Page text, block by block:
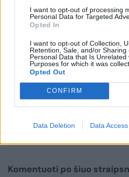
I want to opt-out of processing
Personal Data for Targeted
Opted In
I want to opt-out of Collection,
Retention, Sale, and/or Sharing
Personal Data that Is Unrelated
Purposes for which it was
Opted Out
CONFIRM
Data Deletion Data Access
Mindaugas Balčiūnas, LKF
sekretorius Dominykas
prezidentė Indrė Čelkienė
Rimantas Cibauskas.
Lietuvos studentų krepšinio lyga (LSKL)
Rodyti daugiau žymių
Komentuoti po šiuo